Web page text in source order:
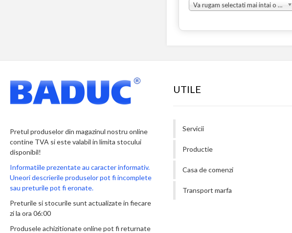
Va rugam selectati mai intai o grupa
Pretul produselor din magazinul nostru online
contine TVA si este valabil in limita stocului
disponibil!
Informatiile prezentate au caracter informativ.
Uneori descrierile produselor pot fi incomplete
sau preturile pot fi eronate.
Preturile si stocurile sunt actualizate in fiecare
zi la ora 06:00
Produsele achizitionate online pot fi returnate
UTILE
Servicii
Productie
Casa de comenzi
Transport marfa